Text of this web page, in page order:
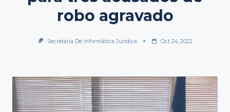
robo agravado
Secretaría De Informática Jurídica Oct 24, 2022